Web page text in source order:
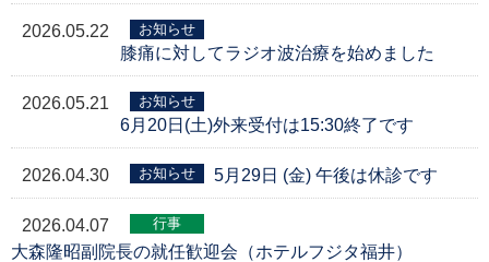
2026.05.22 お知らせ
膝痛に対してラジオ波治療を始めました
2026.05.21 お知らせ
6月20日(土)外来受付は15:30終了です
2026.04.30 お知らせ 5月29日 (金) 午後は休診です
2026.04.07 行事
大森隆昭副院長の就任歓迎会（ホテルフジタ福井）